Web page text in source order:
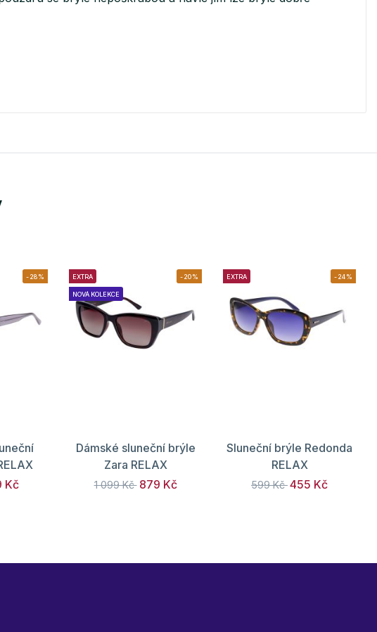
-28%
Kč
EXTRA
NOVÁ KOLEKCE
-20%
Dámské sluneční brýle
Zara RELAX
1 099 Kč 879 Kč
EXTRA -24%
Sluneční brýle Redonda
RELAX
599 Kč455 Kč